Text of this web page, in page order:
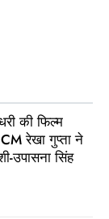
की फिल्म
CM रेखा गुप्ता ने
उपासना सिंह